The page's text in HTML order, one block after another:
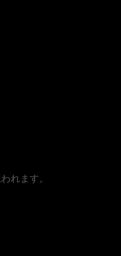
れます。